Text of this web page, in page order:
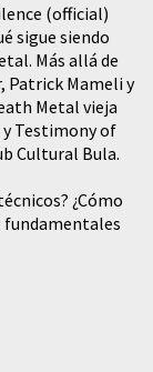
(official)
sigue siendo
Más allá de
Patrick Mameli y
Metal vieja
y Testimony of
Cultural Bula.
¿Cómo
fundamentales